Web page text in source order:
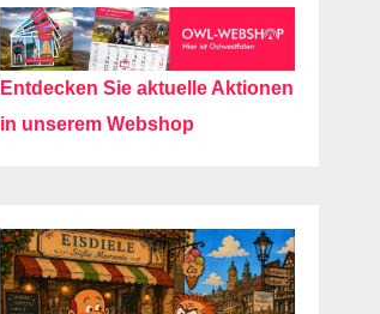
Entdecken Sie aktuelle Aktionen
in unserem Webshop